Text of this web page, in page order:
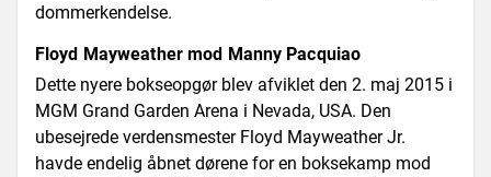
dommerkendelse.
Floyd Mayweather mod Manny Pacquiao
Dette nyere bokseopgør blev afviklet den 2. maj 2015 i
MGM Grand Garden Arena i Nevada, USA. Den
ubesejrede verdensmester Floyd Mayweather Jr.
havde endelig åbnet dørene for en boksekamp mod